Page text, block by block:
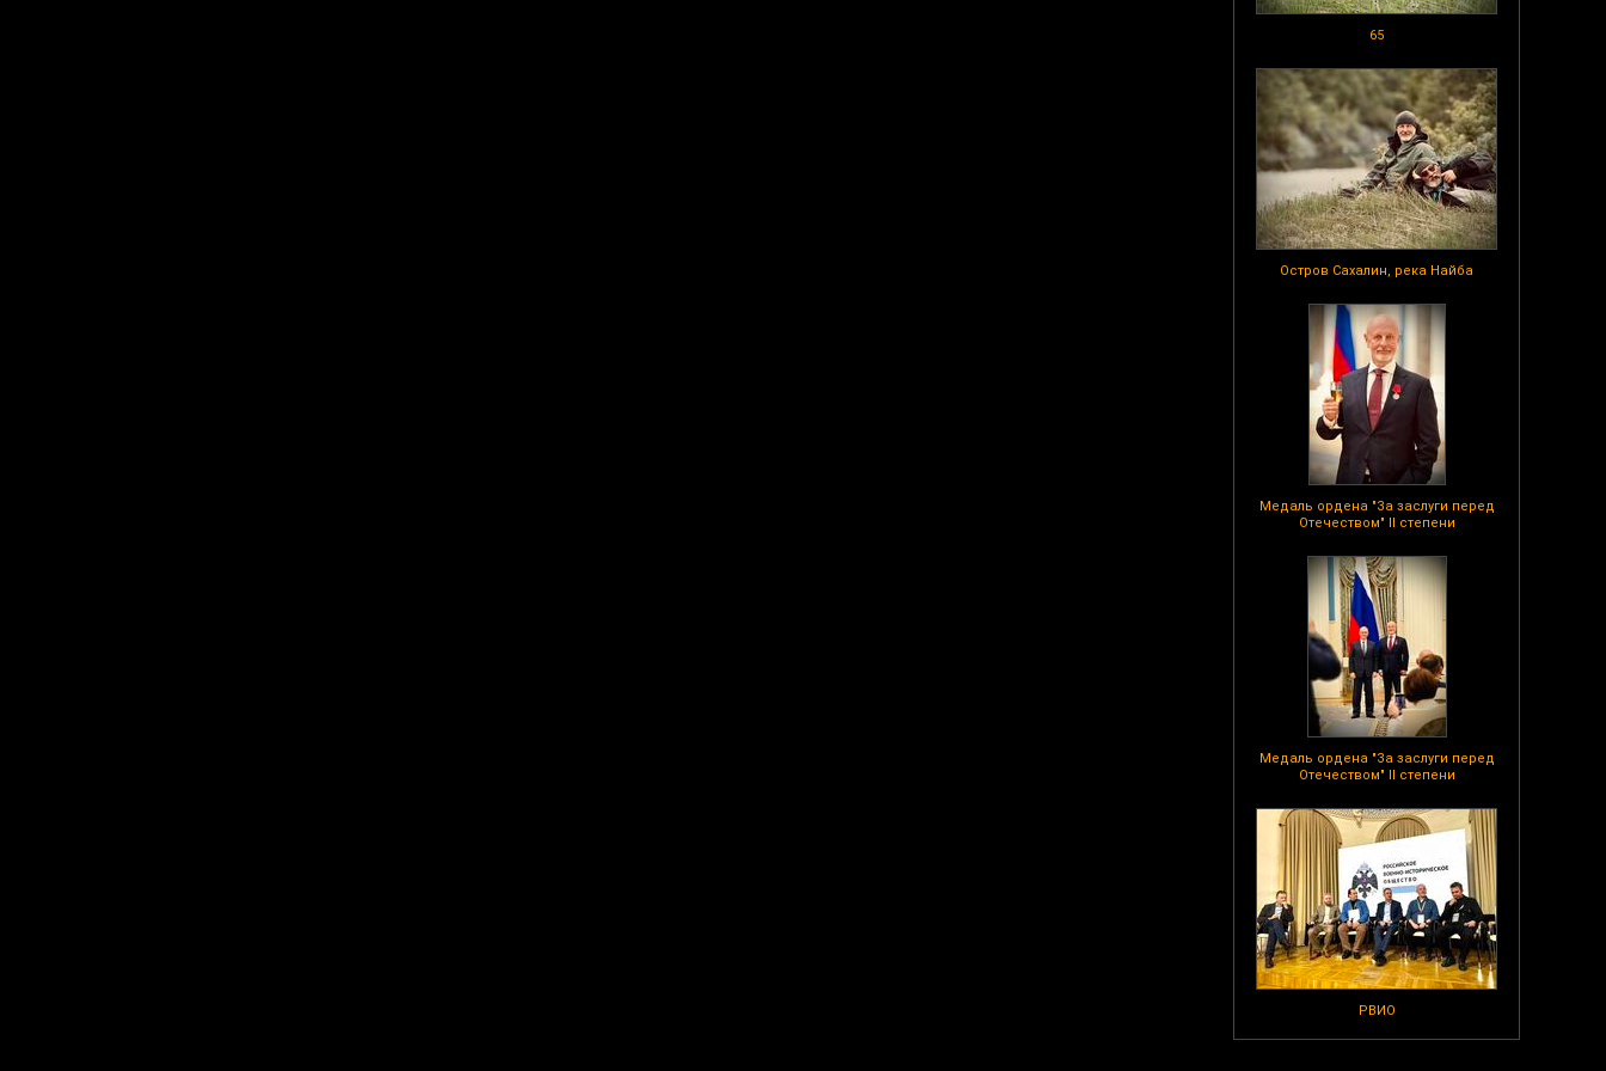
65
Остров Сахалин, река Найба
Медаль ордена "За заслуги перед
Отечеством" II степени
Медаль ордена "За заслуги перед
Отечеством" II степени
РВИО